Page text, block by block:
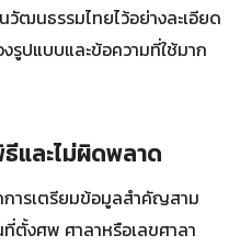
ฒนธรรมไทยไว้อย่างละเอียด
งรูปแบบและข้อความที่ใช้มาก
และไม่ผิดพลาด
ารเตรียมข้อมูลสำคัญสาม
ตั้งศพ ศาลาหรือเลขศาลา